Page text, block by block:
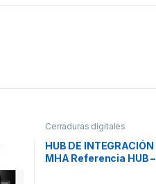
Cerraduras digitales
HUB DE INTEGRACIÓN
MHA Referencia HUB –